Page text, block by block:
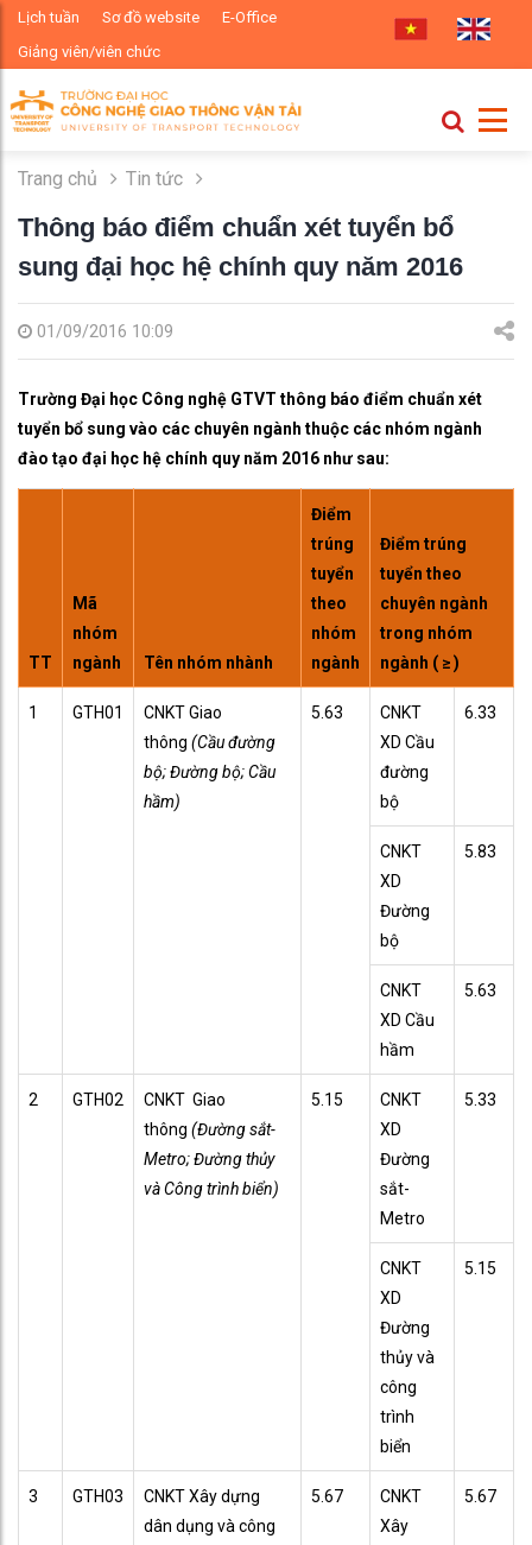
Lịch tuần Sơ đồ website
E-Office
Giảng viên/viên chức
Trang chủ Tin tức
Thông báo điểm chuẩn xét tuyển bổ
sung đại học hệ chính quy năm 2016
01/09/2016 10:09
Trường Đại học Công nghệ GTVT thông báo điểm chuẩn xét
tuyển bổ sung vào các chuyên ngành thuộc các nhóm ngành
đào tạo đại học hệ chính quy năm 2016 như sau:
TT
Mã
nhóm
ngành
Tên nhóm nhành
Điểm
trúng
tuyển
theo
nhóm
ngành
Điểm trúng
tuyển theo
chuyên ngành
trong nhóm
ngành ( ≥ )
1 GTH01
CNKT Giao
thông (Cầu đường
bộ; Đường bộ; Cầu
hầm)
5.63
CNKT
XD Cầu
đường
bộ
6.33
CNKT
XD
Đường
bộ
5.83
CNKT
XD Cầu
hầm
5.63
2 GTH02
CNKT Giao
thông (Đường sắt-
Metro; Đường thủy
và Công trình biển)
5.15
CNKT
XD
Đường
sắt-
Metro
5.33
CNKT
XD
Đường
thủy và
công
trình
biển
5.15
3 GTH03
CNKT Xây dựng
dân dụng và công
5.67
CNKT
Xây
5.67